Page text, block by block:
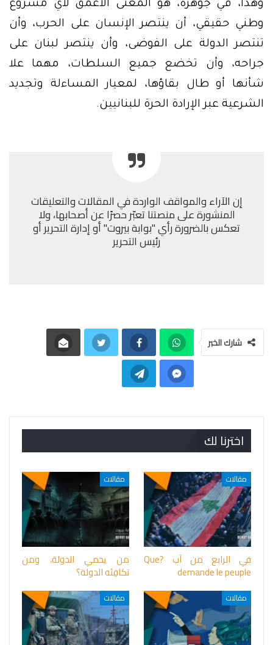
وهذا، في جوهره، هو المعنى الأعمق لأي مشروع
وطني حقيقي، أن ينتصر الإنسان على الحرب، وأن
تنتصر الدولة على الفوضى، وأن ينتصر لبنان على
جراحه، وأن تخضع جميع السلطات، مهما علا
شأنها أو طال بقاؤها، لمعيار المساءلة وتجديد
الشرعية عبر الإرادة الحرة للبنانيين.
إن الآراء والمواقف الواردة في المقالات والتعليقات
المنشورة على منصتنا تعبّر حصرًا عن أصحابها، ولا
تعكس بالضرورة رأي "بوابة بيروت" أو إدارة التحرير أو
رئيس التحرير
شارك الخبر
اخترنا لك
مقالات
في الرابع من آب ?Que
demande le peuple
مقالات
من يحمي الدولة، ومن
تكافِئه الدولة؟
مقالات مقالات